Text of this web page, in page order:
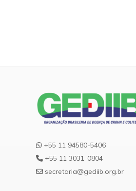
+55 11 94580-5406
+55 11 3031-0804
secretaria@gediib.org.br